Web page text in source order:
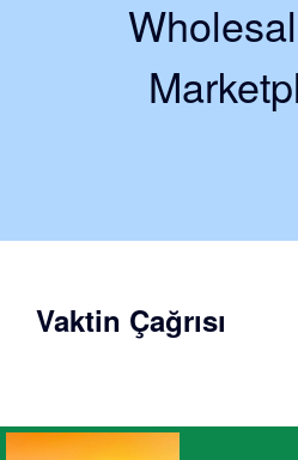
Vaktin Çağrısı